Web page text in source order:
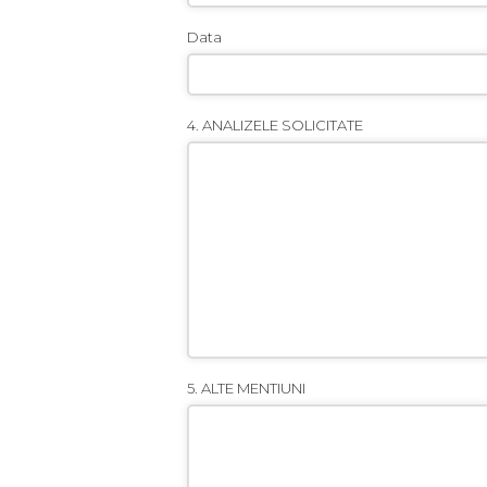
Data
4. ANALIZELE SOLICITATE
5. ALTE MENTIUNI